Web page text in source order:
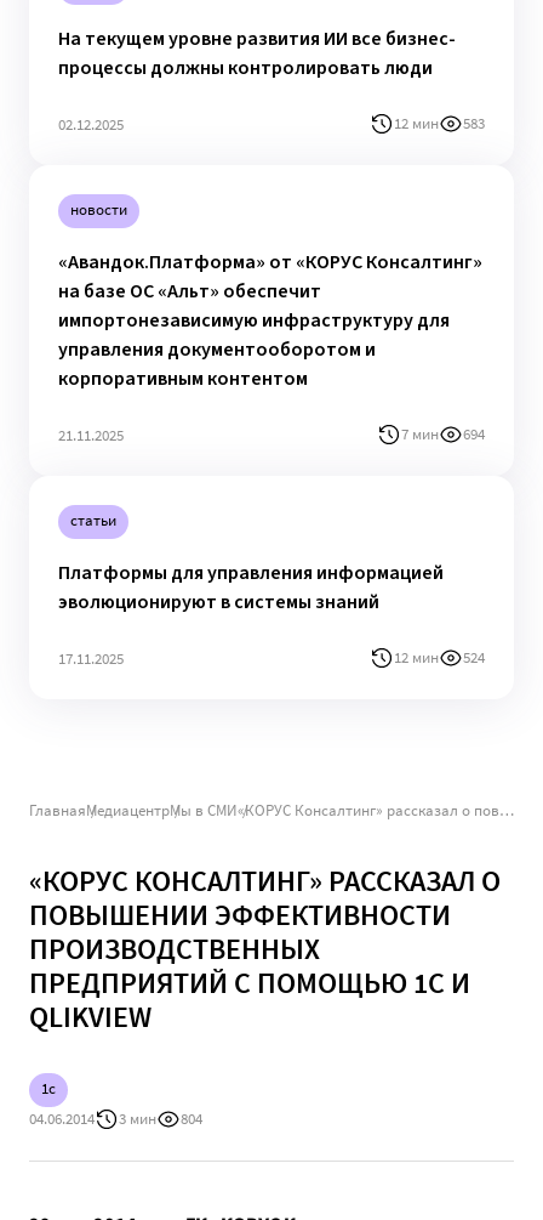
На текущем уровне развития ИИ все бизнес-
процессы должны контролировать люди
02.12.2025 12 мин 583
новости
«Авандок.Платформа» от «КОРУС Консалтинг»
на базе ОС «Альт» обеспечит
импортонезависимую инфраструктуру для
управления документооборотом и
корпоративным контентом
21.11.2025 7 мин 694
статьи
Платформы для управления информацией
эволюционируют в системы знаний
17.11.2025 12 мин 524
ГлавнаяМедиацентрМы в СМИ «КОРУС Консалтинг» рассказал о повышении эффективности производственных предприятий с помощью 1С и QlikView
«КОРУС КОНСАЛТИНГ» РАССКАЗАЛ О
ПОВЫШЕНИИ ЭФФЕКТИВНОСТИ
ПРОИЗВОДСТВЕННЫХ
ПРЕДПРИЯТИЙ С ПОМОЩЬЮ 1С И
QLIKVIEW
1c
04.06.2014
3 мин 804